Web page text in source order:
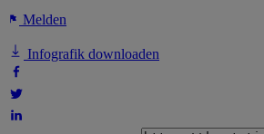
Melden
Infografik downloaden